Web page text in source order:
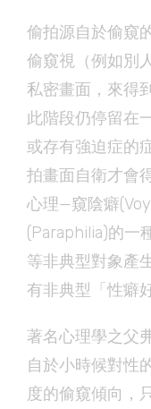
偷拍源自於偷窺
偷窺視（例如別
私密畫面，來得
此階段仍停留在
或存有強迫症的
拍畫面自衛才會
心理—窺陰癖
(Paraphilia)的一
等非典型對象產
有非典型「性癖
著名心理學之父
自於小時候對性
度的偷窺傾向，